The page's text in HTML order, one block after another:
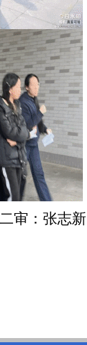
二审：张志新